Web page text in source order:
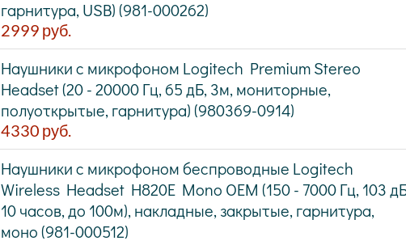
гарнитура, USB) (981-000262)
2999 руб.
Наушники с микрофоном Logitech Premium Stereo
Headset (20 - 20000 Гц, 65 дБ, 3м, мониторные,
полуоткрытые, гарнитура) (980369-0914)
4330 руб.
Наушники с микрофоном беспроводные Logitech
Wireless Headset H820E Mono OEM (150 - 7000 Гц, 103
10 часов, до 100м), накладные, закрытые, гарнитура,
моно (981-000512)